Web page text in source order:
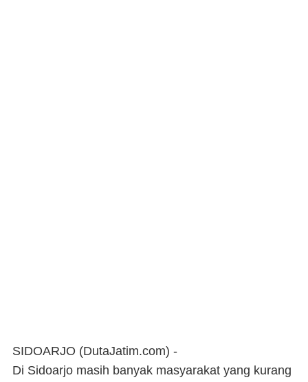
SIDOARJO (DutaJatim.com) -
Di Sidoarjo masih banyak masyarakat yang kurang